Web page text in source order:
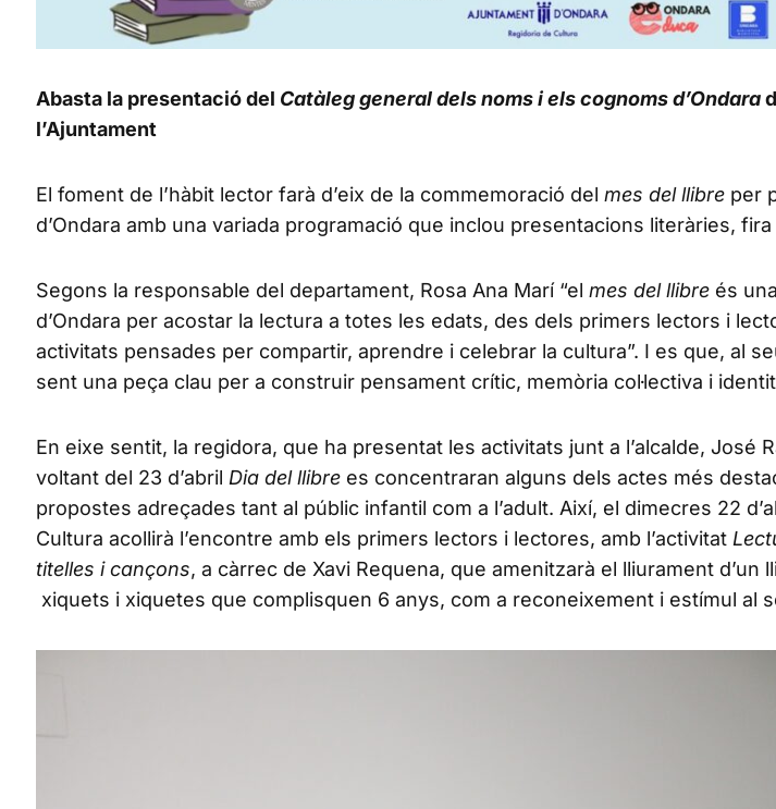
Abasta la presentació del Catàleg general dels noms i els cognoms d’Ondara
l’Ajuntament
El foment de l’hàbit lector farà d’eix de la commemoració del mes del llibre per
d’Ondara amb una variada programació que inclou presentacions literàries, fira
Segons la responsable del departament, Rosa Ana Marí “el mes del llibre és
d’Ondara per acostar la lectura a totes les edats, des dels primers lectors i
activitats pensades per compartir, aprendre i celebrar la cultura”. I es que, al
sent una peça clau per a construir pensament crític, memòria col·lectiva i
En eixe sentit, la regidora, que ha presentat les activitats junt a l’alcalde, José
voltant del 23 d’abril Dia del llibre es concentraran alguns dels actes més
propostes adreçades tant al públic infantil com a l’adult. Així, el dimecres 22
Cultura acollirà l’encontre amb els primers lectors i lectores, amb l’activitat
titelles i cançons, a càrrec de Xavi Requena, que amenitzarà el lliurament d’un
xiquets i xiquetes que complisquen 6 anys, com a reconeixement i estímul al